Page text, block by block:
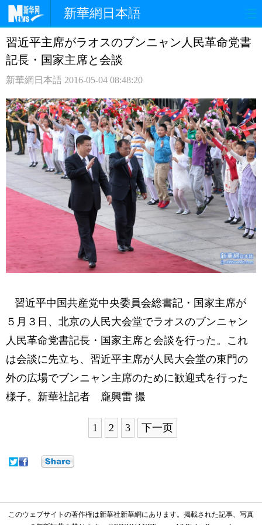
新華網日本語
ホームページ 政治 経済
観光 評論 写真
中日対訳
習近平主席がラオスのブンニャン人民革命党書
記長・国家主席と会談
新華網日本語 2016-05-04 08:48:20
習近平中国共産党中央委員会総書記・国家主席が
５月３日、北京の人民大会堂でラオスのブンニャン
人民革命党書記長・国家主席と会談を行った。これ
は会談に先立ち、習近平主席が人民大会堂の東門の
外の広場でブンニャン主席のために歓迎式を行った
様子。新華社記者 龐興雷 撮
1 2 3 下一页
このウェブサイトの著作権は新華社新華網にあります。掲載された記事、写真